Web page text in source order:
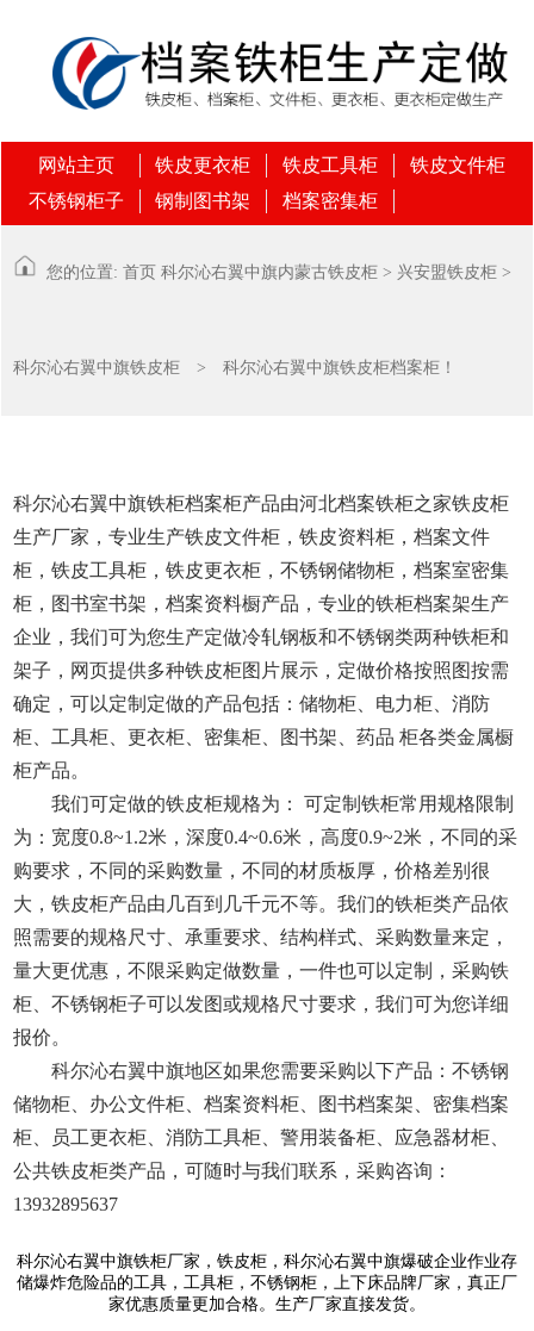
网站主页 铁皮更衣柜 铁皮工具柜
铁皮文件柜
不锈钢柜子
钢制图书架 档案密集柜
您的位置: 首页 科尔沁右翼中旗内蒙古铁皮柜 > 兴安盟铁皮柜 >
科尔沁右翼中旗铁皮柜 > 科尔沁右翼中旗铁皮柜档案柜！
科尔沁右翼中旗铁柜档案柜产品由河北档案铁柜之家铁皮柜
生产厂家，专业生产铁皮文件柜，铁皮资料柜，档案文件
柜，铁皮工具柜，铁皮更衣柜，不锈钢储物柜，档案室密集
柜，图书室书架，档案资料橱产品，专业的铁柜档案架生产
企业，我们可为您生产定做冷轧钢板和不锈钢类两种铁柜和
架子，网页提供多种铁皮柜图片展示，定做价格按照图按需
确定，可以定制定做的产品包括：储物柜、电力柜、消防
柜、工具柜、更衣柜、密集柜、图书架、药品 柜各类金属橱
柜产品。
我们可定做的铁皮柜规格为： 可定制铁柜常用规格限制
为：宽度0.8~1.2米，深度0.4~0.6米，高度0.9~2米，不同的采
购要求，不同的采购数量，不同的材质板厚，价格差别很
大，铁皮柜产品由几百到几千元不等。我们的铁柜类产品依
照需要的规格尺寸、承重要求、结构样式、采购数量来定，
量大更优惠，不限采购定做数量，一件也可以定制，采购铁
柜、不锈钢柜子可以发图或规格尺寸要求，我们可为您详细
报价。
科尔沁右翼中旗地区如果您需要采购以下产品：不锈钢
储物柜、办公文件柜、档案资料柜、图书档案架、密集档案
柜、员工更衣柜、消防工具柜、警用装备柜、应急器材柜、
公共铁皮柜类产品，可随时与我们联系，采购咨询：
13932895637
科尔沁右翼中旗铁柜厂家，铁皮柜，科尔沁右翼中旗爆破企业作业存
储爆炸危险品的工具，工具柜，不锈钢柜，上下床品牌厂家，真正厂
家优惠质量更加合格。生产厂家直接发货。